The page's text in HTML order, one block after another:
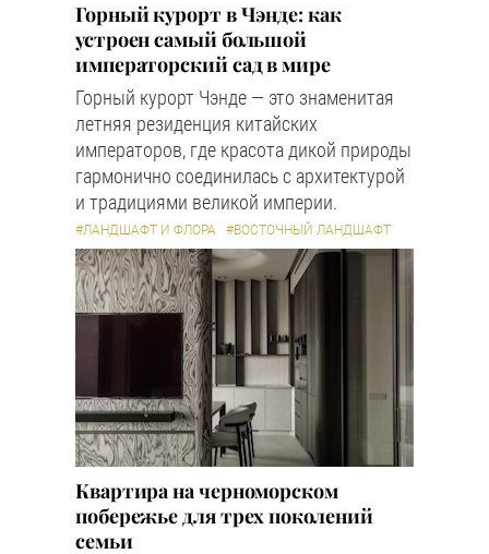
Горный курорт в Чэнде: как
устроен самый большой
императорский сад в мире
Горный курорт Чэнде — это знаменитая
летняя резиденция китайских
императоров, где красота дикой природы
гармонично соединилась с архитектурой
и традициями великой империи.
#ЛАНДШАФТ И ФЛОРА #ВОСТОЧНЫЙ ЛАНДШАФТ
Квартира на черноморском
побережье для трех поколений
семьи